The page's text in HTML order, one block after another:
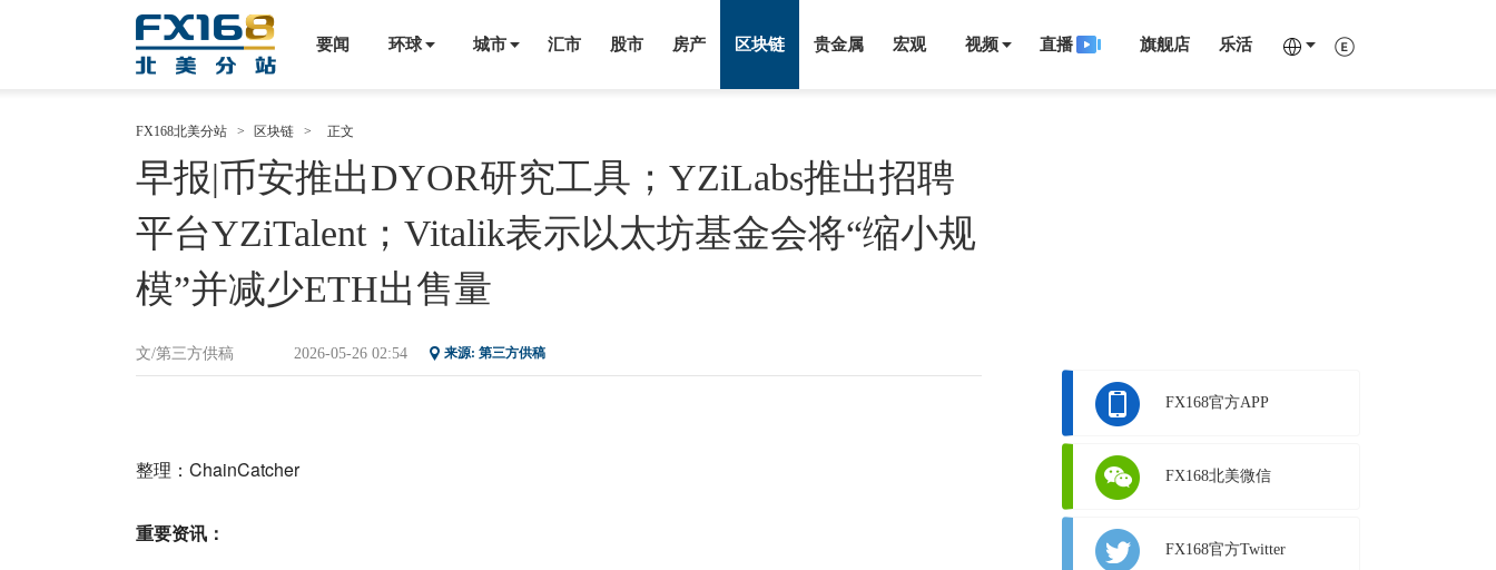
乐活
旗舰店
直播
视频
宏观
贵金属
区块链
房产
股市
汇市
城市
环球
要闻
FX168北美分站 > 区块链 > 正文
早报|币安推出DYOR研究工具；YZiLabs推出招聘
平台YZiTalent；Vitalik表示以太坊基金会将“缩小规
模”并减少ETH出售量
文/第三方供稿 2026-05-26 02:54 来源: 第三方供稿
整理：ChainCatcher
重要资讯：
FX168官方APP
FX168北美微信
FX168官方Twitter